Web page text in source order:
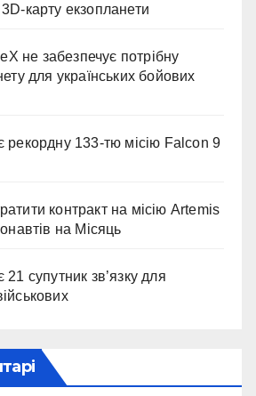
карту екзопланети
не забезпечує потрібну
для українських бойових
рекордну 133-тю місію Falcon 9
контракт на місію Artemis
на Місяць
супутник зв’язку для